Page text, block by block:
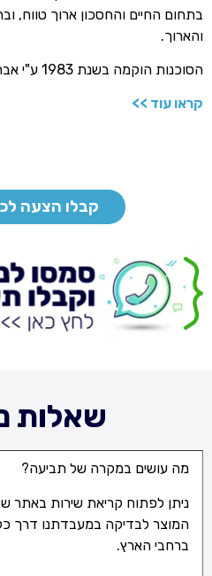
בתחום החיים והחסכון ארוך טווח,
והארוך.
הסוכנות הוקמה בשנת 1983 ע"י אברהמוב יעקב.
קראו עוד >>
קבלו הצעה
שאלות
מה עושים במקרה של תביעה?
ניתן לפתוח קריאת שירות באתר
המוצר לבדיקה במעבדתנו דרך
ברחבי הארץ.